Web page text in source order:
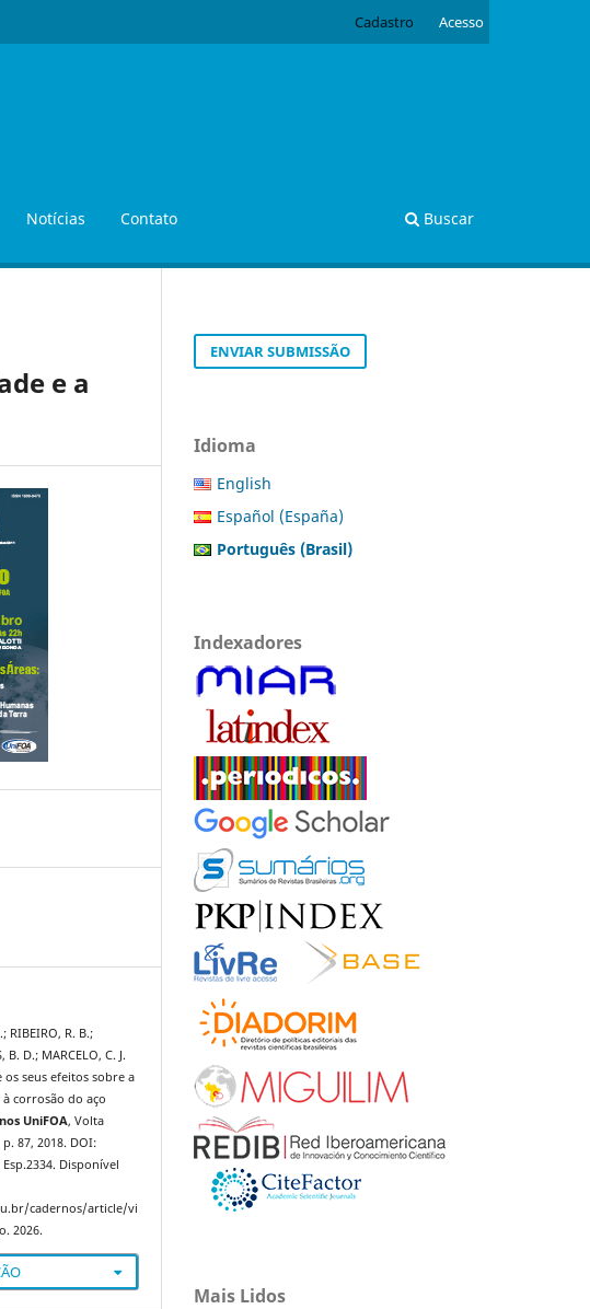
Notícias Contato Buscar
Cadastro Acesso
e a
RIBEIRO, R. B.;
B. D.; MARCELO, C. J.
os seus efeitos sobre a
corrosão do aço
UniFOA, Volta
p. 87, 2018. DOI:
Disponível
cadernos/article/vi
2026.
ENVIAR SUBMISSÃO
Idioma
English
Español (España)
Português (Brasil)
Indexadores
Mais Lidos